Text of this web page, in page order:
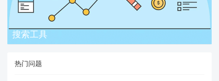
搜索工具
热门问题